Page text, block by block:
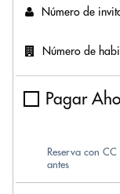
Número de
Número de
Pagar
Reserva con
antes